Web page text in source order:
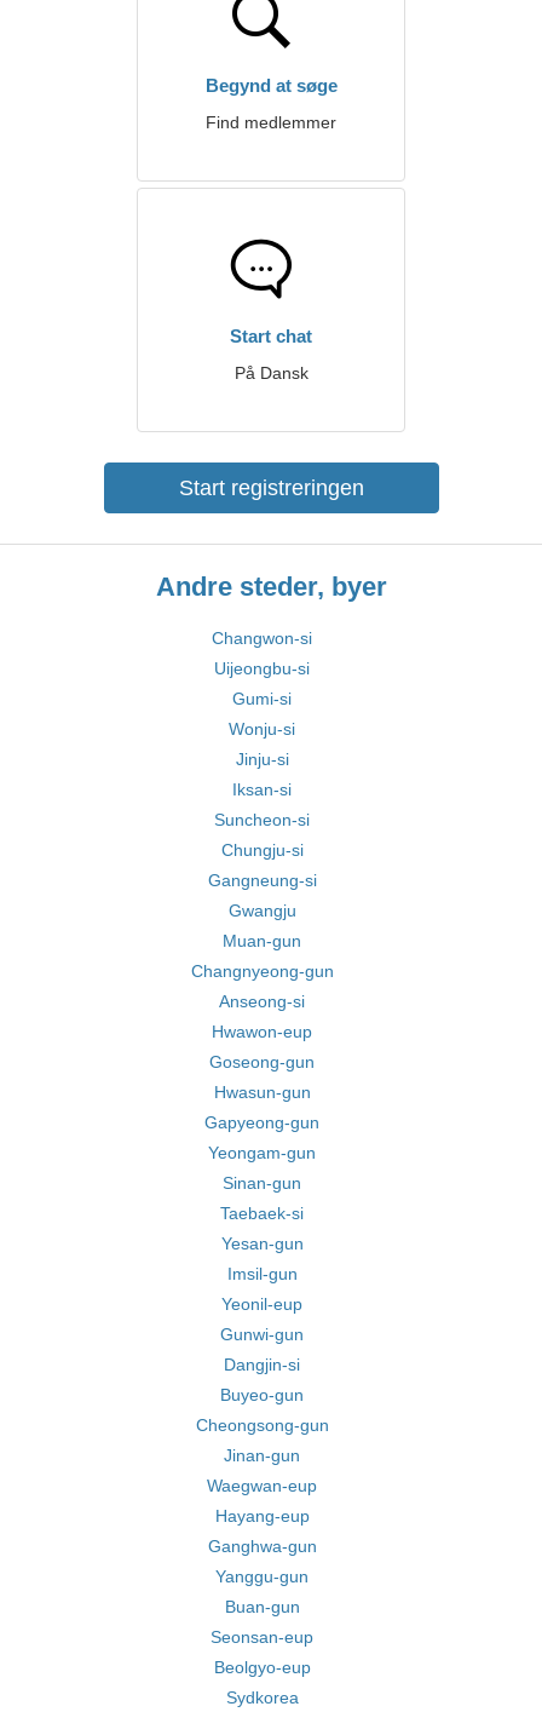
Begynd at søge
Find medlemmer
Start chat
På Dansk
Start registreringen
Andre steder, byer
Changwon-si
Uijeongbu-si
Gumi-si
Wonju-si
Jinju-si
Iksan-si
Suncheon-si
Chungju-si
Gangneung-si
Gwangju
Muan-gun
Changnyeong-gun
Anseong-si
Hwawon-eup
Goseong-gun
Hwasun-gun
Gapyeong-gun
Yeongam-gun
Sinan-gun
Taebaek-si
Yesan-gun
Imsil-gun
Yeonil-eup
Gunwi-gun
Dangjin-si
Buyeo-gun
Cheongsong-gun
Jinan-gun
Waegwan-eup
Hayang-eup
Ganghwa-gun
Yanggu-gun
Buan-gun
Seonsan-eup
Beolgyo-eup
Sydkorea